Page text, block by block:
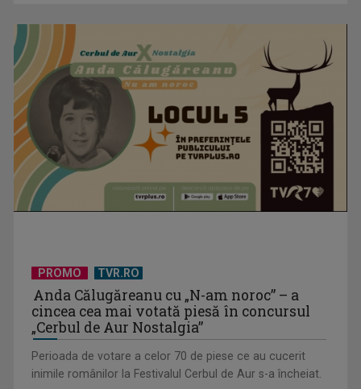
PROMO TVR.RO
Anda Călugăreanu cu „N-am noroc” – a
cincea cea mai votată piesă în concursul
„Cerbul de Aur Nostalgia”
Perioada de votare a celor 70 de piese ce au cucerit
inimile românilor la Festivalul Cerbul de Aur s-a încheiat.